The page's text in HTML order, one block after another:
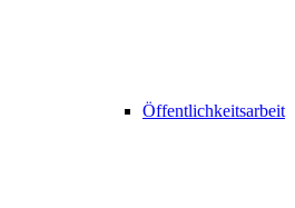
Öffentlichkeitsarbeit